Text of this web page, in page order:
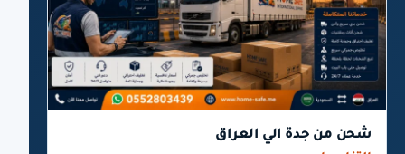
شحن من جدة الي العراق